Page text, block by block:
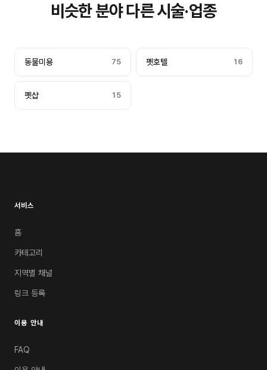
비슷한 분야 다른 시술·업종
동물미용 75 펫호텔 16
펫샵 15
서비스
홈
카테고리
지역별 채널
링크 등록
이용 안내
FAQ